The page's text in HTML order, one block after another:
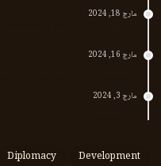
مارچ 18, 2024
مارچ 16, 2024
مارچ 3, 2024
Development
Diplomacy